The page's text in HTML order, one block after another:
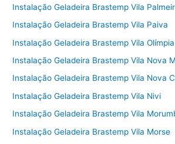
Instalação Geladeira Brastemp Vila
Instalação Geladeira Brastemp Vila Paiva
Instalação Geladeira Brastemp Vila Olímpia
Instalação Geladeira Brastemp Vila Nova
Instalação Geladeira Brastemp Vila Nova
Instalação Geladeira Brastemp Vila Nivi
Instalação Geladeira Brastemp Vila
Instalação Geladeira Brastemp Vila Morse